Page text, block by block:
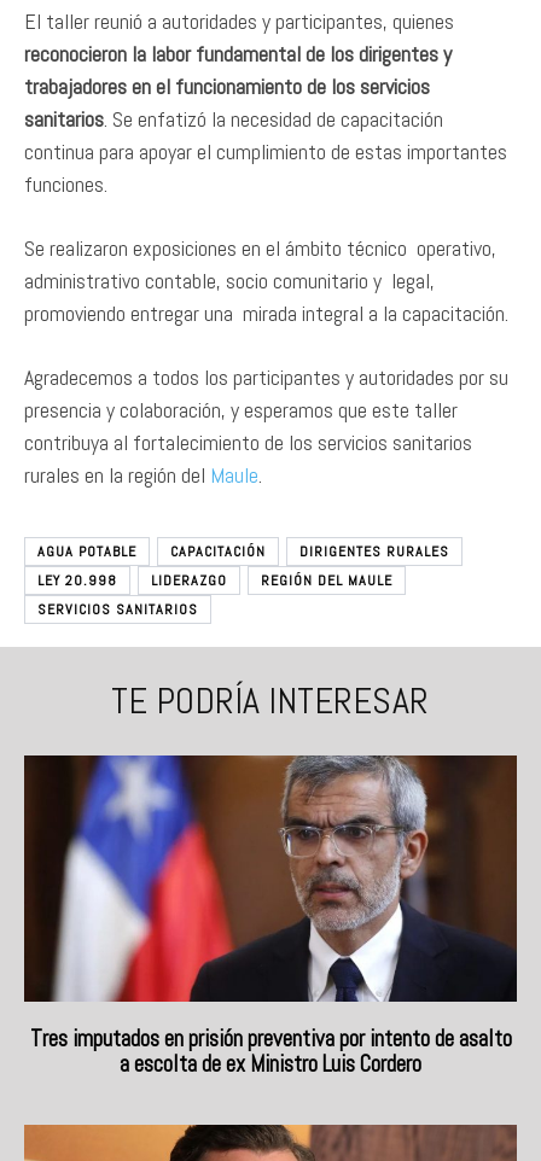
El taller reunió a autoridades y participantes, quienes
reconocieron la labor fundamental de los dirigentes y
trabajadores en el funcionamiento de los servicios
sanitarios. Se enfatizó la necesidad de capacitación
continua para apoyar el cumplimiento de estas importantes
funciones.
Se realizaron exposiciones en el ámbito técnico operativo,
administrativo contable, socio comunitario y legal,
promoviendo entregar una mirada integral a la capacitación.
Agradecemos a todos los participantes y autoridades por su
presencia y colaboración, y esperamos que este taller
contribuya al fortalecimiento de los servicios sanitarios
rurales en la región del Maule.
AGUA POTABLE CAPACITACIÓN
DIRIGENTES RURALES
LEY 20.998
LIDERAZGO
REGIÓN DEL MAULE
SERVICIOS SANITARIOS
TE PODRÍA INTERESAR
Tres imputados en prisión preventiva por intento de asalto
a escolta de ex Ministro Luis Cordero